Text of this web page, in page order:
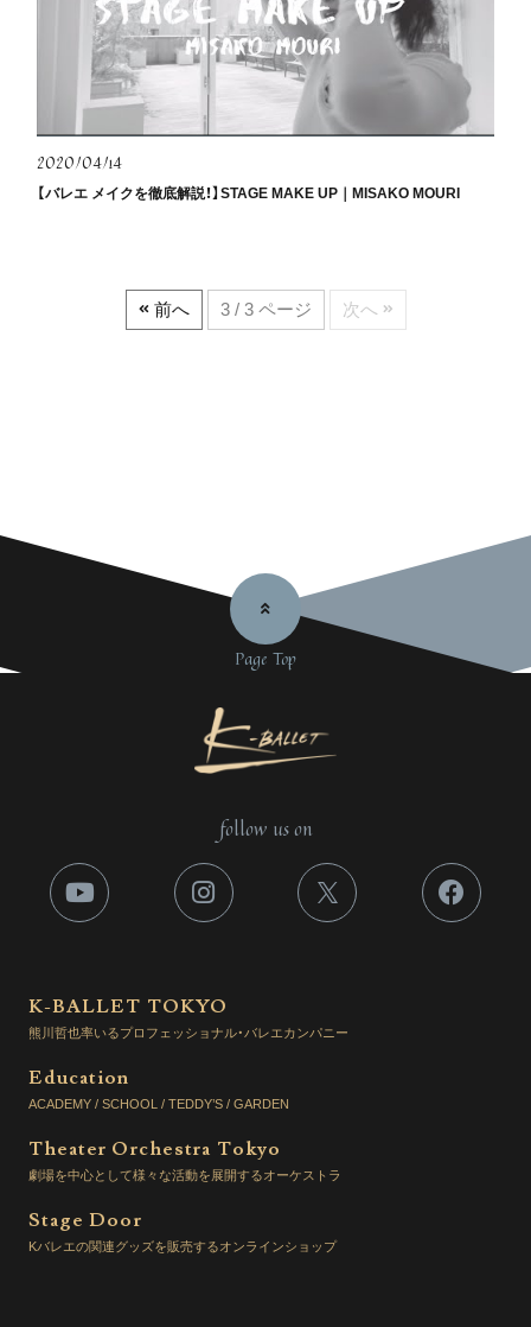
2020/04/14
【バレエ メイクを徹底解説！】STAGE MAKE UP｜MISAKO MOURI
前へ 3 / 3 ページ 次へ
Page Top
follow us on
K-BALLET TOKYO
熊川哲也率いるプロフェッショナル・バレエカンパニー
Education
ACADEMY / SCHOOL / TEDDY’S / GARDEN
Theater Orchestra Tokyo
劇場を中心として様々な活動を展開するオーケストラ
Stage Door
Kバレエの関連グッズを販売するオンラインショップ